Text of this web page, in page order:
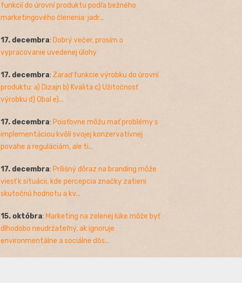
funkcií do úrovní produktu podľa bežného
marketingového členenia: jadr...
17. decembra: Dobrý večer, prosím o
vypracovanie uvedenej úlohy
17. decembra: Zaraď funkcie výrobku do úrovní
produktu: a) Dizajn b) Kvalita c) Užitočnosť
výrobku d) Obal e)...
17. decembra: Poisťovne môžu mať problémy s
implementáciou kvôli svojej konzervatívnej
povahe a reguláciám, ale ti...
17. decembra: Prílišný dôraz na branding môže
viesť k situácii, kde percepcia značky zatieni
skutočnú hodnotu a kv...
15. októbra: Marketing na zelenej lúke môže byť
dlhodobo neudržateľný, ak ignoruje
environmentálne a sociálne dôs...